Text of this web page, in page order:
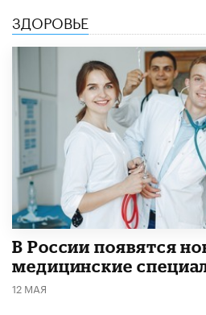
ЗДОРОВЬЕ
В России появятся
медицинские
12 МАЯ